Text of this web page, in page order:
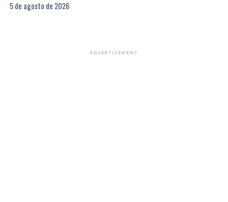
5 de agosto de 2026
ADVERTISEMENT